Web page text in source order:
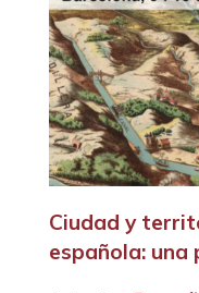
Ciudad y
española: